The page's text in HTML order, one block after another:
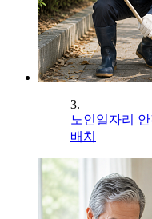
3.
노인일자리
배치